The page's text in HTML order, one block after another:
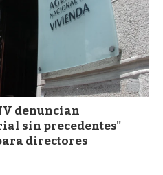
denuncian
sin precedentes"
directores